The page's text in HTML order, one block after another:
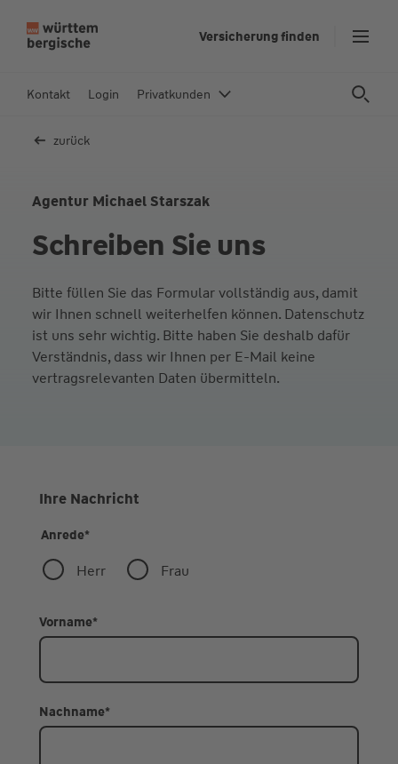
In
Versicherung finden
Kontakt Login Privatkunden
zurück
Agentur Michael Starszak
Schreiben Sie uns
Bitte füllen Sie das Formular vollständig aus, damit
wir Ihnen schnell weiterhelfen können. Datenschutz
ist uns sehr wichtig. Bitte haben Sie deshalb dafür
Verständnis, dass wir Ihnen per E-Mail keine
vertragsrelevanten Daten übermitteln.
Ihre Nachricht
Anrede*
Herr Frau
Vorname*
Nachname*